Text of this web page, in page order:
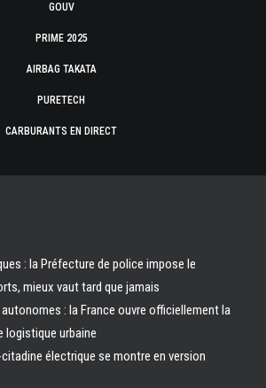
GOUV
PRIME 2025
AIRBAG TAKATA
PURETECH
CARBURANTS EN DIRECT
: la Préfecture de police impose le
mieux vaut tard que jamais
: la France ouvre officiellement la
logistique urbaine
électrique se montre en version